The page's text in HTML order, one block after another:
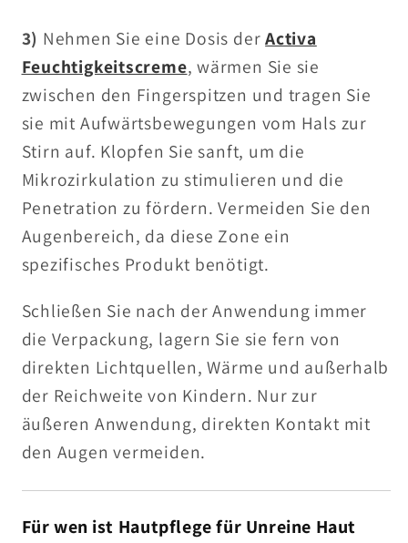
3) Nehmen Sie eine Dosis derActiva
Feuchtigkeitscreme, wärmen Sie sie
zwischen den Fingerspitzen und tragen Sie
sie mit Aufwärtsbewegungen vom Hals zur
Stirn auf. Klopfen Sie sanft, um die
Mikrozirkulation zu stimulieren und die
Penetration zu fördern. Vermeiden Sie den
Augenbereich, da diese Zone ein
spezifisches Produkt benötigt.
Schließen Sie nach der Anwendung immer
die Verpackung, lagern Sie sie fern von
direkten Lichtquellen, Wärme und außerhalb
der Reichweite von Kindern. Nur zur
äußeren Anwendung, direkten Kontakt mit
den Augen vermeiden.
Für wen ist Hautpflege für Unreine Haut